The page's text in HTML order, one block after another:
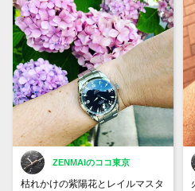
ZENMAIのココ東京
枯れかけの紫陽花とレイルマスタ